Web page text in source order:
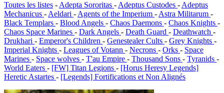
Toutes les listes -Adepta Sororitas -Adeptus Custodes -Adeptus
Mechanicus -Aeldari -Agents of the Imperium -Astra Militarum -
Black Templars - Blood Angels - Chaos Daemons - Chaos Knights -
Chaos Space Marines - Dark Angels - Death Guard - Deathwatch -
Drukhari - Emperor's Children - Genestealer Cults - Grey Knights -
Imperial Knights - Leagues of Votann - Necrons - Orks - Space
Marines - Space wolves - T'au Empire - Thousand Sons - Tyranids -
World Eaters - [FW] Titan Legions - [Horus Heresy Legends]
Heretic Astartes - [Legends] Fortifications et Non Alignés